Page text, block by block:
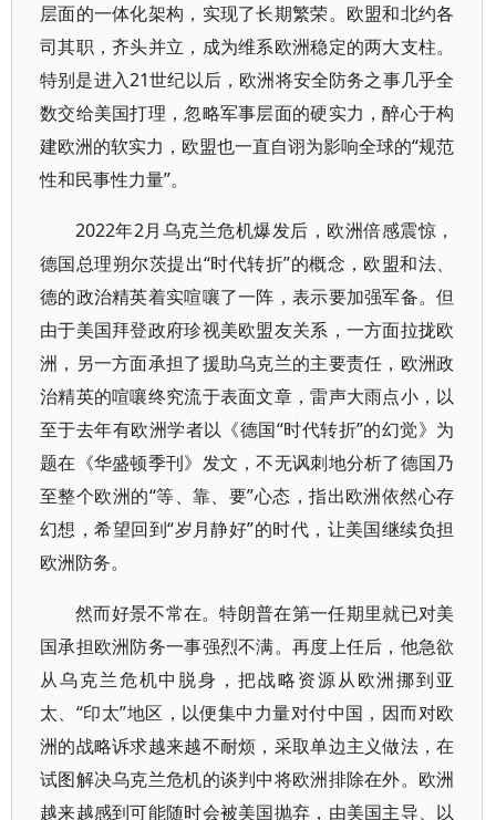
层面的一体化架构，实现了长期繁荣。欧盟和北约各
司其职，齐头并立，成为维系欧洲稳定的两大支柱。
特别是进入21世纪以后，欧洲将安全防务之事几乎全
数交给美国打理，忽略军事层面的硬实力，醉心于构
建欧洲的软实力，欧盟也一直自诩为影响全球的“规范
性和民事性力量”。
2022年2月乌克兰危机爆发后，欧洲倍感震惊，
德国总理朔尔茨提出“时代转折”的概念，欧盟和法、
德的政治精英着实喧嚷了一阵，表示要加强军备。但
由于美国拜登政府珍视美欧盟友关系，一方面拉拢欧
洲，另一方面承担了援助乌克兰的主要责任，欧洲政
治精英的喧嚷终究流于表面文章，雷声大雨点小，以
至于去年有欧洲学者以《德国“时代转折”的幻觉》为
题在《华盛顿季刊》发文，不无讽刺地分析了德国乃
至整个欧洲的“等、靠、要”心态，指出欧洲依然心存
幻想，希望回到“岁月静好”的时代，让美国继续负担
欧洲防务。
然而好景不常在。特朗普在第一任期里就已对美
国承担欧洲防务一事强烈不满。再度上任后，他急欲
从乌克兰危机中脱身，把战略资源从欧洲挪到亚
太、“印太”地区，以便集中力量对付中国，因而对欧
洲的战略诉求越来越不耐烦，采取单边主义做法，在
试图解决乌克兰危机的谈判中将欧洲排除在外。欧洲
越来越感到可能随时会被美国抛弃，由美国主导、以